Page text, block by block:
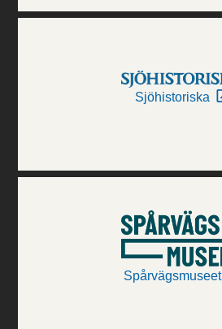
Sjöhistoriska
Spårvägsmuseet